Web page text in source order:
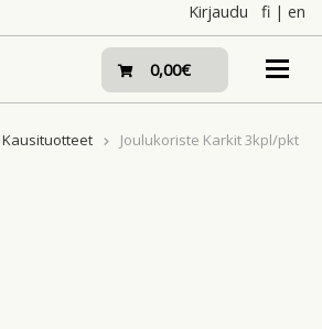
Kirjaudu fi | en
0,00€
Kausituotteet Joulukoriste Karkit 3kpl/pkt